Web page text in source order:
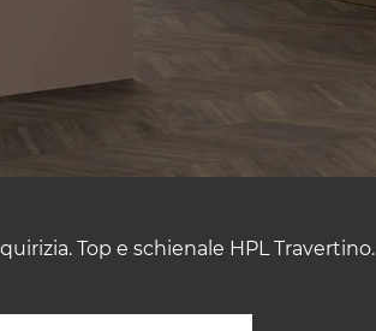
Top e schienale HPL Travertino.